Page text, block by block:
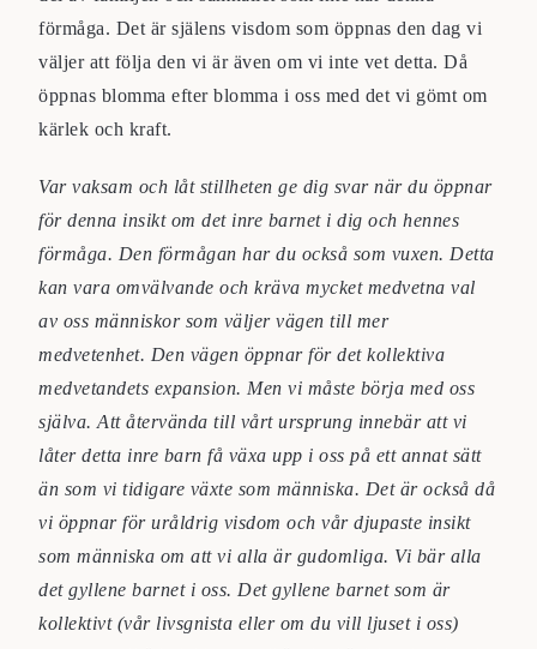
förmåga. Det är själens visdom som öppnas den dag vi
väljer att följa den vi är även om vi inte vet detta. Då
öppnas blomma efter blomma i oss med det vi gömt om
kärlek och kraft.
Var vaksam och låt stillheten ge dig svar när du öppnar
för denna insikt om det inre barnet i dig och hennes
förmåga. Den förmågan har du också som vuxen. Detta
kan vara omvälvande och kräva mycket medvetna val
av oss människor som väljer vägen till mer
medvetenhet. Den vägen öppnar för det kollektiva
medvetandets expansion. Men vi måste börja med oss
själva. Att återvända till vårt ursprung innebär att vi
låter detta inre barn få växa upp i oss på ett annat sätt
än som vi tidigare växte som människa. Det är också då
vi öppnar för uråldrig visdom och vår djupaste insikt
som människa om att vi alla är gudomliga. Vi bär alla
det gyllene barnet i oss. Det gyllene barnet som är
kollektivt (vår livsgnista eller om du vill ljuset i oss)